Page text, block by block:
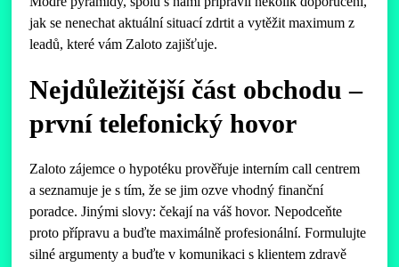
jak se nenechat aktuální situací zdrtit a vytěžit maximum z
leadů, které vám Zaloto zajišťuje.
Nejdůležitější část obchodu –
první telefonický hovor
Zaloto zájemce o hypotéku prověřuje interním call centrem
a seznamuje je s tím, že se jim ozve vhodný finanční
poradce. Jinými slovy: čekají na váš hovor. Nepodceňte
proto přípravu a buďte maximálně profesionální. Formulujte
silné argumenty a buďte v komunikaci s klientem zdravě